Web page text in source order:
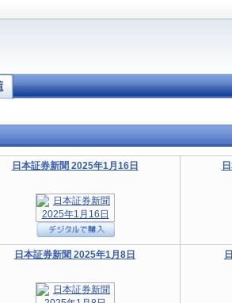
日本証券新聞 2025年1月16日
日本証券新聞 2025年1月8日